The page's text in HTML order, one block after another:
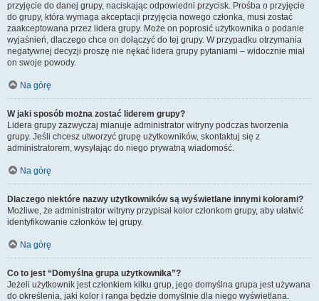
przyjęcie do danej grupy, naciskając odpowiedni przycisk. Prośba o przyjęcie
do grupy, która wymaga akceptacji przyjęcia nowego członka, musi zostać
zaakceptowana przez lidera grupy. Może on poprosić użytkownika o podanie
wyjaśnień, dlaczego chce on dołączyć do tej grupy. W przypadku otrzymania
negatywnej decyzji proszę nie nękać lidera grupy pytaniami – widocznie miał
on swoje powody.
Na górę
W jaki sposób można zostać liderem grupy?
Lidera grupy zazwyczaj mianuje administrator witryny podczas tworzenia
grupy. Jeśli chcesz utworzyć grupę użytkowników, skontaktuj się z
administratorem, wysyłając do niego prywatną wiadomość.
Na górę
Dlaczego niektóre nazwy użytkowników są wyświetlane innymi kolorami?
Możliwe, że administrator witryny przypisał kolor członkom grupy, aby ułatwić
identyfikowanie członków tej grupy.
Na górę
Co to jest “Domyślna grupa użytkownika”?
Jeżeli użytkownik jest członkiem kilku grup, jego domyślna grupa jest używana
do określenia, jaki kolor i ranga będzie domyślnie dla niego wyświetlana.